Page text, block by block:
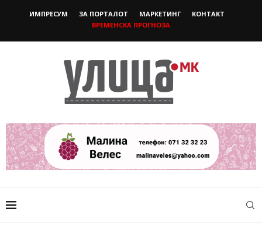
ИМПРЕСУМ ЗА ПОРТАЛОТ МАРКЕТИНГ
КОНТАКТ
ВРЕМЕНСКА ПРОГНОЗА